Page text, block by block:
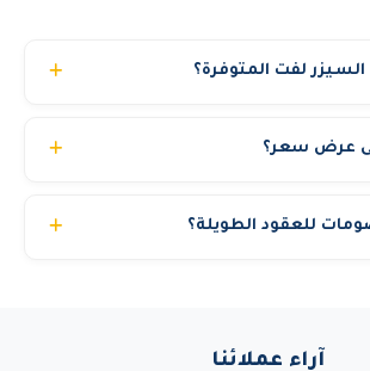
السيزر لفت المتوفرة؟
عرض سعر؟
واتساب، أو تعبئة نموذج الطلب في
للعقود الطويلة؟
على أفضل سعر.
آراء عملائنا